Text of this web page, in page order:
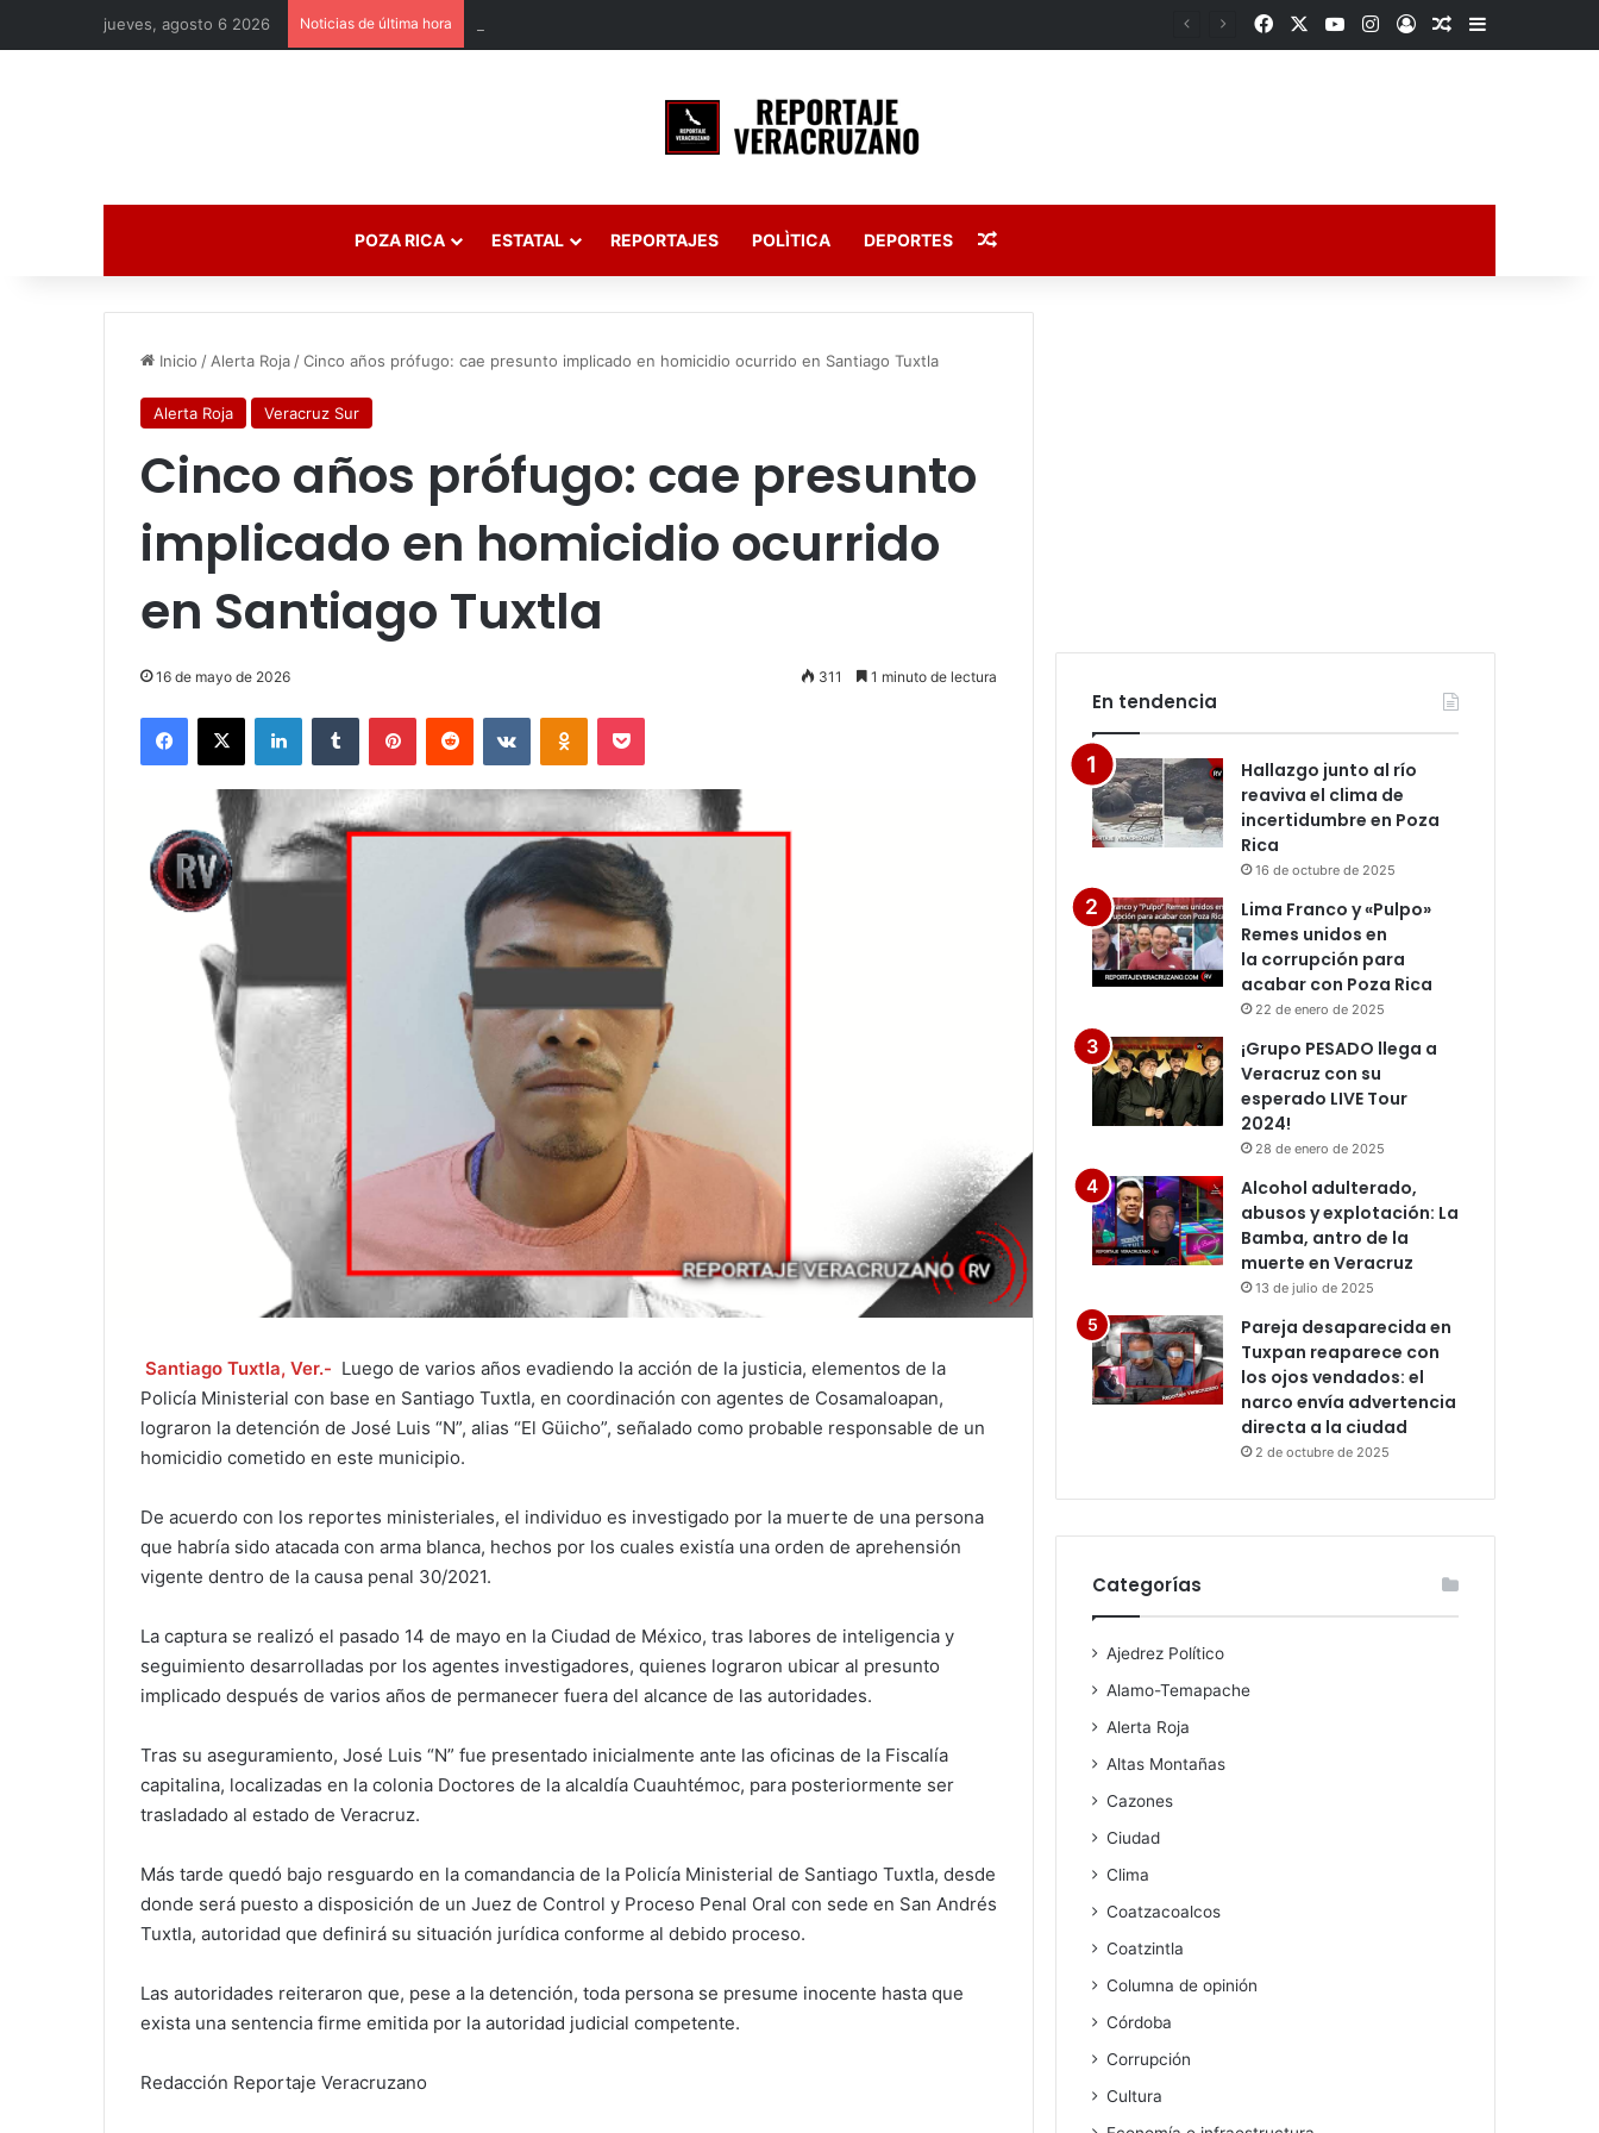
jueves, agosto 6 2026 Noticias de última hora FacebookYouTubeInstagram
AccesoPublicación al
Barra lateral
POZA RICA ESTATAL REPORTAJES POLÌTICA DEPORTES Publicación al azar
Inicio / Alerta Roja /Cinco años prófugo: cae presunto implicado en homicidio ocurrido en Santiago Tuxtla
Alerta Roja Veracruz Sur
Cinco años prófugo: cae presunto
implicado en homicidio ocurrido
en Santiago Tuxtla
16 de mayo de 2026 311 1 minuto de lectura
Facebook
X LinkedInTumblr PinterestReddit VKontakteOdnoklassniki
Pocket
Santiago Tuxtla, Ver.- Luego de varios años evadiendo la acción de la justicia, elementos de la
Policía Ministerial con base en Santiago Tuxtla, en coordinación con agentes de Cosamaloapan,
lograron la detención de José Luis “N”, alias “El Güicho”, señalado como probable responsable de un
homicidio cometido en este municipio.
De acuerdo con los reportes ministeriales, el individuo es investigado por la muerte de una persona
que habría sido atacada con arma blanca, hechos por los cuales existía una orden de aprehensión
vigente dentro de la causa penal 30/2021.
La captura se realizó el pasado 14 de mayo en la Ciudad de México, tras labores de inteligencia y
seguimiento desarrolladas por los agentes investigadores, quienes lograron ubicar al presunto
implicado después de varios años de permanecer fuera del alcance de las autoridades.
Tras su aseguramiento, José Luis “N” fue presentado inicialmente ante las oficinas de la Fiscalía
capitalina, localizadas en la colonia Doctores de la alcaldía Cuauhtémoc, para posteriormente ser
trasladado al estado de Veracruz.
Más tarde quedó bajo resguardo en la comandancia de la Policía Ministerial de Santiago Tuxtla, desde
donde será puesto a disposición de un Juez de Control y Proceso Penal Oral con sede en San Andrés
Tuxtla, autoridad que definirá su situación jurídica conforme al debido proceso.
Las autoridades reiteraron que, pese a la detención, toda persona se presume inocente hasta que
exista una sentencia firme emitida por la autoridad judicial competente.
Redacción Reportaje Veracruzano
En tendencia
Hallazgo junto al río
reaviva el clima de
incertidumbre en Poza
Rica
16 de octubre de 2025
Lima Franco y «Pulpo»
Remes unidos en
la corrupción para
acabar con Poza Rica
22 de enero de 2025
¡Grupo PESADO llega a
Veracruz con su
esperado LIVE Tour
2024!
28 de enero de 2025
Alcohol adulterado,
abusos y explotación: La
Bamba, antro de la
muerte en Veracruz
13 de julio de 2025
Pareja desaparecida en
Tuxpan reaparece con
los ojos vendados: el
narco envía advertencia
directa a la ciudad
2 de octubre de 2025
Categorías
Ajedrez Político
Alamo-Temapache
Alerta Roja
Altas Montañas
Cazones
Ciudad
Clima
Coatzacoalcos
Coatzintla
Columna de opinión
Córdoba
Corrupción
Cultura